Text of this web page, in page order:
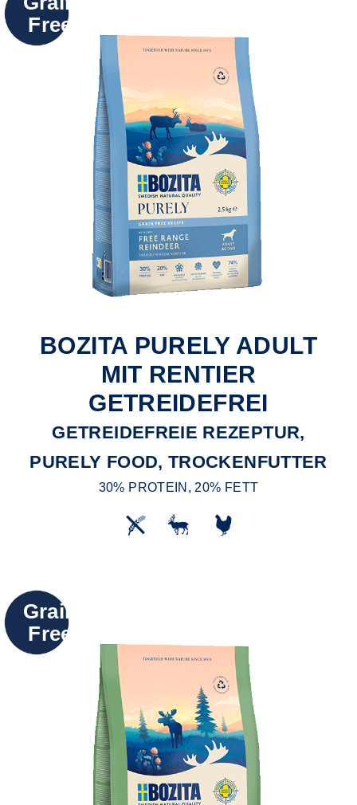
Free
BOZITA PURELY ADULT
MIT RENTIER
GETREIDEFREI
GETREIDEFREIE REZEPTUR,
PURELY FOOD, TROCKENFUTTER
30% PROTEIN, 20% FETT
Grain
Free